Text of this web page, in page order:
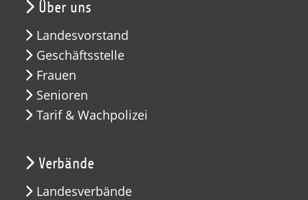
Über uns
Landesvorstand
Geschäftsstelle
Frauen
Senioren
Tarif & Wachpolizei
Verbände
Landesverbände